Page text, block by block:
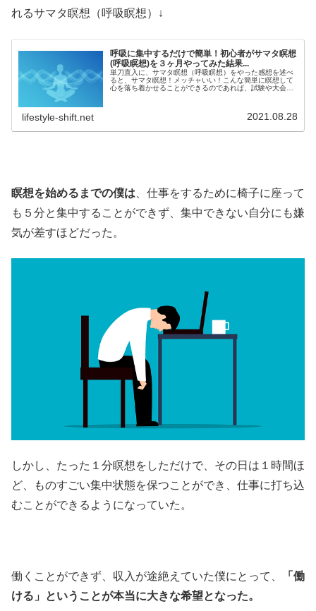
れるサマタ瞑想（呼吸瞑想）↓
呼吸に集中するだけで簡単！初心者がサマタ瞑想
(呼吸瞑想)を３ヶ月やってみた結果...
単刀直入に、サマタ瞑想（呼吸瞑想）をやった感想を述べ
ると、サマタ瞑想！メッチャいい！こんな簡単に瞑想して
心を落ち着かせることができるのであれば、試験や大会、
lifestyle-shift.net 2021.08.28
瞑想を始めるまでの僕は 、仕事をするために椅子に座って
も５分と集中することができず、集中できない自分にも嫌
気が差すほどだった。
しかし、たった１分瞑想をしただけで、その日は１時間ほ
ど、ものすごい集中状態を保つことができ、仕事に打ち込
むことができるようになっていた。
働くことができず、収入が途絶えていた僕にとって、
「働
ける」ということが本当に大きな希望となった。